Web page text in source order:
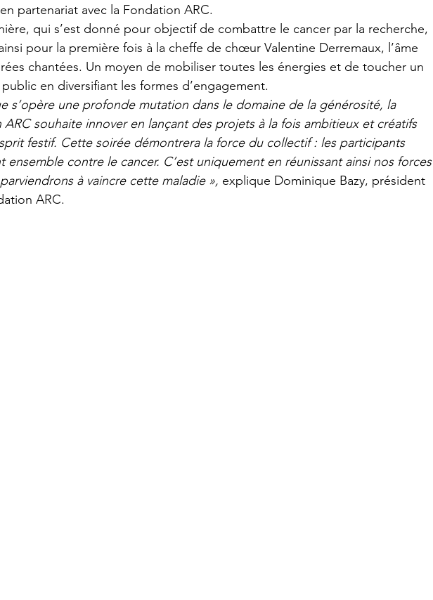
partenariat avec la Fondation ARC.
qui s’est donné pour objectif de combattre le cancer par la recherche,
pour la première fois à la cheffe de chœur Valentine Derremaux, l’âme
chantées. Un moyen de mobiliser toutes les énergies et de toucher un
en diversifiant les formes d’engagement.
s’opère une profonde mutation dans le domaine de la générosité, la
ARC souhaite innover en lançant des projets à la fois ambitieux et créatifs
festif. Cette soirée démontrera la force du collectif : les participants
ensemble contre le cancer. C’est uniquement en réunissant ainsi nos forces
à vaincre cette maladie », explique Dominique Bazy, président
ARC.